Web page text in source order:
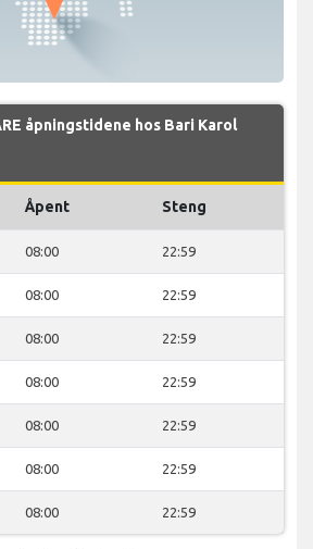
åpningstidene hos Bari Karol
Åpent Steng
08:00 22:59
08:00 22:59
08:00 22:59
08:00 22:59
08:00 22:59
08:00 22:59
08:00 22:59